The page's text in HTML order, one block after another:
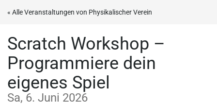
Zum
springen
« Alle Veranstaltungen von Physikalischer Verein
Scratch Workshop –
Programmiere dein
eigenes Spiel
Sa, 6. Juni 2026